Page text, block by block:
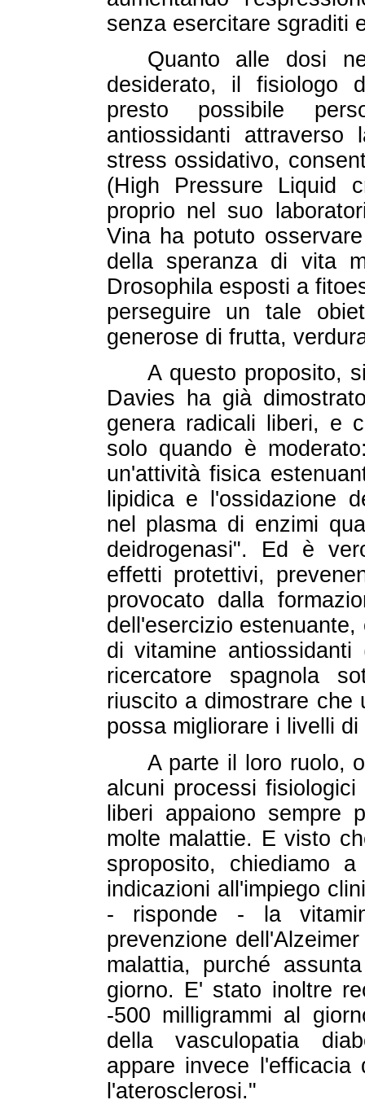
senza esercitare sgraditi
Quanto alle dosi
desiderato, il fisiologo
presto possibile
antiossidanti
stress ossidativo,
(High Pressure Liquid
proprio nel suo
Vina ha potuto
della speranza di vita
Drosophila esposti a
perseguire un tale
generose di frutta,
A questo proposito,
Davies ha già
genera radicali liberi, e
solo quando è
un'attività fisica
lipidica e l'ossidazione
nel plasma di enzimi
deidrogenasi". Ed è
effetti protettivi,
provocato dalla
dell'esercizio
di vitamine
ricercatore spagnola
riuscito a dimostrare che
possa migliorare i livelli
A parte il loro ruolo,
alcuni processi
liberi appaiono sempre
molte malattie. E visto
sproposito, chiediamo
indicazioni all'impiego
- risponde - la
prevenzione
malattia, purché
giorno. E' stato inoltre
-500 milligrammi al
della vasculopatia
appare invece l'efficacia
l'aterosclerosi."